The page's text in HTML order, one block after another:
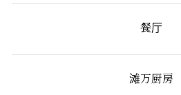
餐厅
滩万厨房